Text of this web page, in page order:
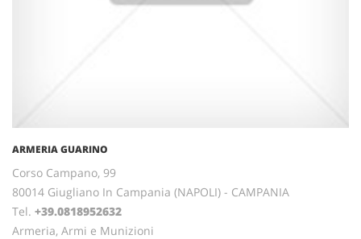
ARMERIA GUARINO
Corso Campano, 99
80014 Giugliano In Campania (NAPOLI) - CAMPANIA
Tel. +39.0818952632
Armeria, Armi e Munizioni